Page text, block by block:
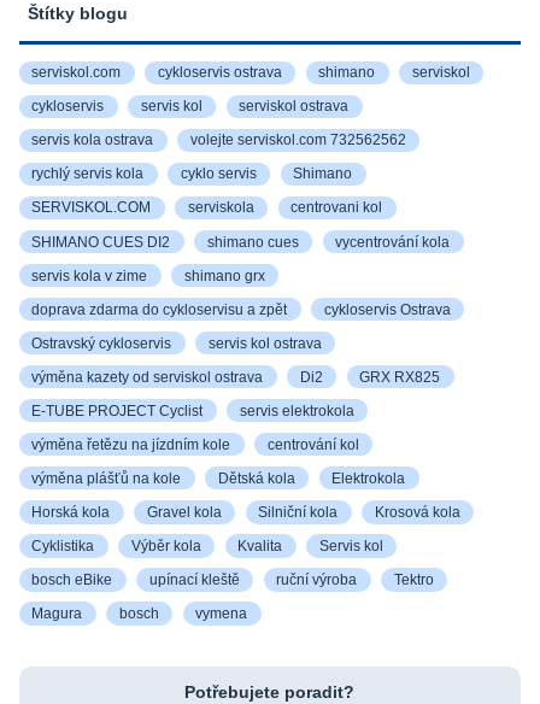
Štítky blogu
serviskol.com cykloservis ostrava shimano serviskol
cykloservis servis kol serviskol ostrava
servis kola ostrava volejte serviskol.com 732562562
rychlý servis kola cyklo servis Shimano
SERVISKOL.COM serviskola centrovani kol
SHIMANO CUES DI2 shimano cues vycentrování kola
servis kola v zime shimano grx
doprava zdarma do cykloservisu a zpět cykloservis Ostrava
Ostravský cykloservis servis kol ostrava
výměna kazety od serviskol ostrava Di2 GRX RX825
E-TUBE PROJECT Cyclist servis elektrokola
výměna řetězu na jízdním kole centrování kol
výměna plášťů na kole Dětská kola Elektrokola
Horská kola Gravel kola Silniční kola Krosová kola
Cyklistika Výběr kola Kvalita Servis kol
bosch eBike upínací kleště ruční výroba Tektro
Magura bosch vymena
Potřebujete poradit?